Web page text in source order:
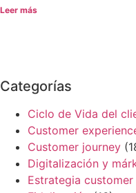
Leer más
Categorías
Ciclo de Vida del
Customer
Customer journey
Digitalización y
Estrategia